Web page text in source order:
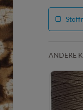
ANDERE